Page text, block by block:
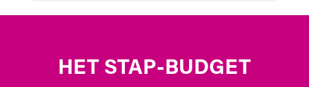
HET STAP-BUDGET